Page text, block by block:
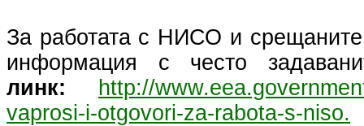
За работата с НИСО и
информация с често
линк:
http://
vaprosi-i-otgovori-za-rabota-s-niso.